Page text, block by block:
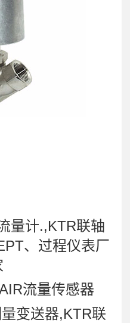
量计.,KTR联轴
、过程仪表厂
流量传感器
变送器,KTR联